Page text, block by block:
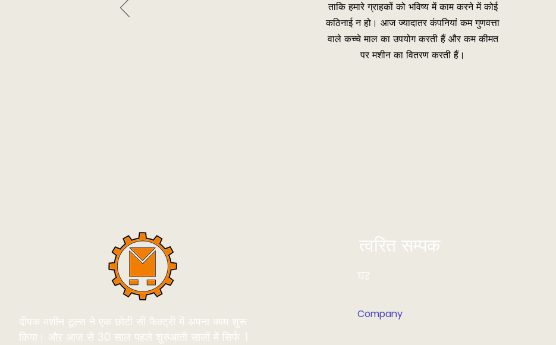
ताकि हमारे ग्राहकों को भविष्य में काम करने में कोई
कठिनाई न हो। आज ज्यादातर कंपनियां कम गुणवत्ता
वाले कच्चे माल का उपयोग करती हैं और कम कीमत
पर मशीन का वितरण करती हैं।
दीपक मशीन टूल्स ने एक छोटी सी फैक्ट्री में अपना काम शुरू
किया। और आज से 30 साल पहले शुरुआती सालों में सिर्फ 1
त्वरित सम्पक
घर
Company